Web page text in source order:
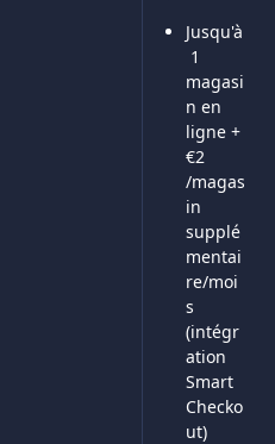
Jusqu'à
1
magasi
n en
ligne +
€2
/magas
in
supplé
mentai
re/moi
s
(intégr
ation
Smart
Checko
ut)